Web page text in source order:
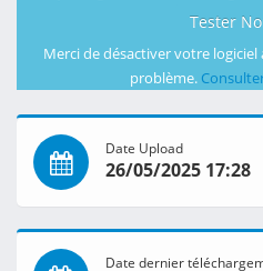
Tester
Merci de désactiver votre
problème.
Date Upload
26/05/2025 17:28
Date dernier